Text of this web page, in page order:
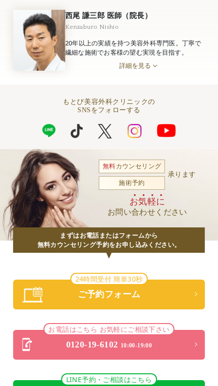
西尾 謙三郎 医師（院長）
Kenzaburo Nishio
20年以上の実績を持つ美容外科専門医。丁寧で
繊細な施術でお客様の望む実現を目指す。
詳細を見る
もとび美容外科クリニックの
SNSをフォローする
無料カウンセリング
施術予約
承ります
お気軽に
お問い合わせください
まずはお電話またはフォームから
無料カウンセリング予約をお申し込みください。
24時間受付 簡単30秒
ご予約フォーム
お電話はこちら お気軽にご相談下さい
0120-19-6102 10:00-19:00
LINE予約・ご相談はこちら